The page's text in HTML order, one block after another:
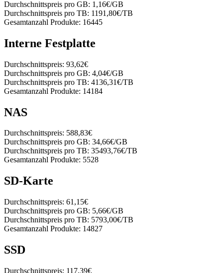
Durchschnittspreis pro GB: 1,16€/GB
Durchschnittspreis pro TB: 1191,80€/TB
Gesamtanzahl Produkte: 16445
Interne Festplatte
Durchschnittspreis: 93,62€
Durchschnittspreis pro GB: 4,04€/GB
Durchschnittspreis pro TB: 4136,31€/TB
Gesamtanzahl Produkte: 14184
NAS
Durchschnittspreis: 588,83€
Durchschnittspreis pro GB: 34,66€/GB
Durchschnittspreis pro TB: 35493,76€/TB
Gesamtanzahl Produkte: 5528
SD-Karte
Durchschnittspreis: 61,15€
Durchschnittspreis pro GB: 5,66€/GB
Durchschnittspreis pro TB: 5793,00€/TB
Gesamtanzahl Produkte: 14827
SSD
Durchschnittspreis: 117,39€